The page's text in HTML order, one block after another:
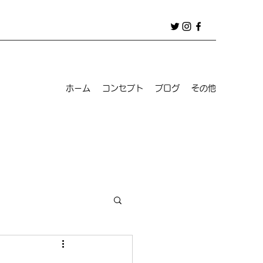
ホーム コンセプト ブログ その他